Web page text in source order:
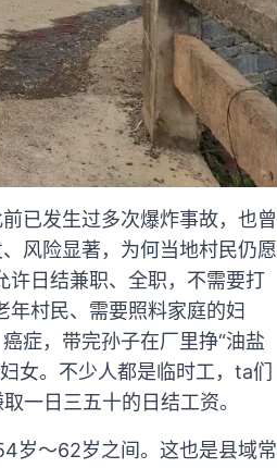
已发生过多次爆炸事故，也曾
风险显著，为何当地村民仍愿
许日结兼职、全职，不需要打
年村民、需要照料家庭的妇
症，带完孙子在厂里挣“油盐
女。不少人都是临时工，ta们
一日三五十的日结工资。
岁～62岁之间。这也是县域常